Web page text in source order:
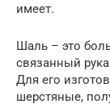
имеет.
Шаль – это
связанный
Для его
шерстяные,